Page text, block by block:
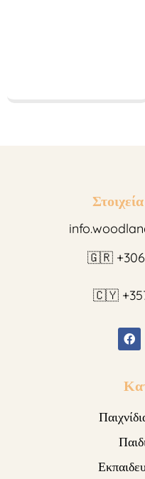
🇬🇷
🇨🇾